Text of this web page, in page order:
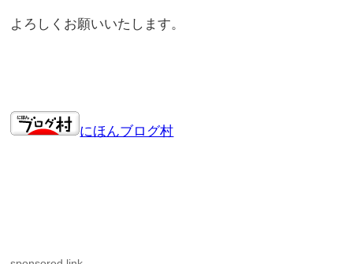
よろしくお願いいたします。
にほんブログ村